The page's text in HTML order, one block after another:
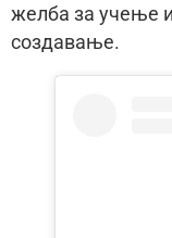
желба за учење
создавање.